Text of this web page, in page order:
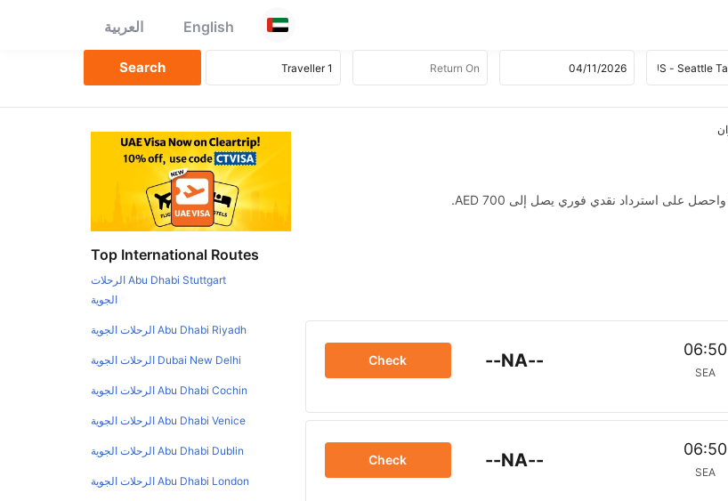
English العربية
06:50
SEA
--NA--
Check
06:50
SEA
--NA--
Check
Top International Routes
Abu Dhabi Stuttgart الرحلات
الجوية
Abu Dhabi Riyadh الرحلات الجوية
Dubai New Delhi الرحلات الجوية
Abu Dhabi Cochin الرحلات الجوية
Abu Dhabi Venice الرحلات الجوية
Abu Dhabi Dublin الرحلات الجوية
Abu Dhabi London الرحلات الجوية